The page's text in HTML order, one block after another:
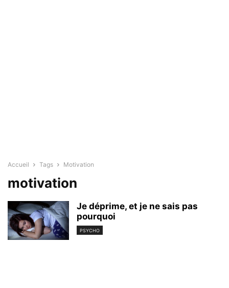
Accueil Tags Motivation
motivation
Je déprime, et je ne sais pas
pourquoi
PSYCHO